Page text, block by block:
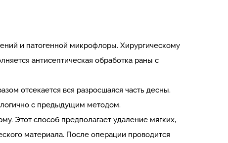
и патогенной микрофлоры. Хирургическому
антисептическая обработка раны с
отсекается вся разросшаяся часть десны.
с предыдущим методом.
Этот способ предполагает удаление мягких,
материала. После операции проводится